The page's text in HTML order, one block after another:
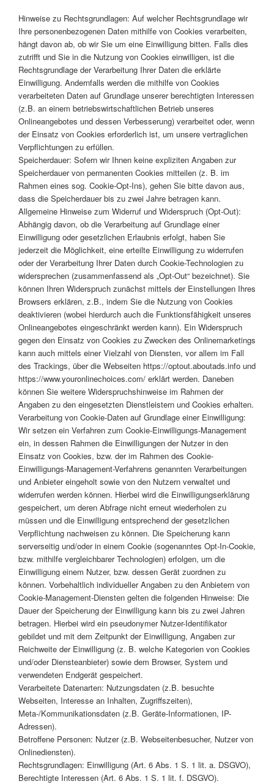
Hinweise zu Rechtsgrundlagen: Auf welcher Rechtsgrundlage wir
Ihre personenbezogenen Daten mithilfe von Cookies verarbeiten,
hängt davon ab, ob wir Sie um eine Einwilligung bitten. Falls dies
zutrifft und Sie in die Nutzung von Cookies einwilligen, ist die
Rechtsgrundlage der Verarbeitung Ihrer Daten die erklärte
Einwilligung. Andernfalls werden die mithilfe von Cookies
verarbeiteten Daten auf Grundlage unserer berechtigten Interessen
(z.B. an einem betriebswirtschaftlichen Betrieb unseres
Onlineangebotes und dessen Verbesserung) verarbeitet oder, wenn
der Einsatz von Cookies erforderlich ist, um unsere vertraglichen
Verpflichtungen zu erfüllen.
Speicherdauer: Sofern wir Ihnen keine expliziten Angaben zur
Speicherdauer von permanenten Cookies mitteilen (z. B. im
Rahmen eines sog. Cookie-Opt-Ins), gehen Sie bitte davon aus,
dass die Speicherdauer bis zu zwei Jahre betragen kann.
Allgemeine Hinweise zum Widerruf und Widerspruch (Opt-Out):
Abhängig davon, ob die Verarbeitung auf Grundlage einer
Einwilligung oder gesetzlichen Erlaubnis erfolgt, haben Sie
jederzeit die Möglichkeit, eine erteilte Einwilligung zu widerrufen
oder der Verarbeitung Ihrer Daten durch Cookie-Technologien zu
widersprechen (zusammenfassend als „Opt-Out“ bezeichnet). Sie
können Ihren Widerspruch zunächst mittels der Einstellungen Ihres
Browsers erklären, z.B., indem Sie die Nutzung von Cookies
deaktivieren (wobei hierdurch auch die Funktionsfähigkeit unseres
Onlineangebotes eingeschränkt werden kann). Ein Widerspruch
gegen den Einsatz von Cookies zu Zwecken des Onlinemarketings
kann auch mittels einer Vielzahl von Diensten, vor allem im Fall
des Trackings, über die Webseiten https://optout.aboutads.info und
https://www.youronlinechoices.com/ erklärt werden. Daneben
können Sie weitere Widerspruchshinweise im Rahmen der
Angaben zu den eingesetzten Dienstleistern und Cookies erhalten.
Verarbeitung von Cookie-Daten auf Grundlage einer Einwilligung:
Wir setzen ein Verfahren zum Cookie-Einwilligungs-Management
ein, in dessen Rahmen die Einwilligungen der Nutzer in den
Einsatz von Cookies, bzw. der im Rahmen des Cookie-
Einwilligungs-Management-Verfahrens genannten Verarbeitungen
und Anbieter eingeholt sowie von den Nutzern verwaltet und
widerrufen werden können. Hierbei wird die Einwilligungserklärung
gespeichert, um deren Abfrage nicht erneut wiederholen zu
müssen und die Einwilligung entsprechend der gesetzlichen
Verpflichtung nachweisen zu können. Die Speicherung kann
serverseitig und/oder in einem Cookie (sogenanntes Opt-In-Cookie,
bzw. mithilfe vergleichbarer Technologien) erfolgen, um die
Einwilligung einem Nutzer, bzw. dessen Gerät zuordnen zu
können. Vorbehaltlich individueller Angaben zu den Anbietern von
Cookie-Management-Diensten gelten die folgenden Hinweise: Die
Dauer der Speicherung der Einwilligung kann bis zu zwei Jahren
betragen. Hierbei wird ein pseudonymer Nutzer-Identifikator
gebildet und mit dem Zeitpunkt der Einwilligung, Angaben zur
Reichweite der Einwilligung (z. B. welche Kategorien von Cookies
und/oder Diensteanbieter) sowie dem Browser, System und
verwendeten Endgerät gespeichert.
Verarbeitete Datenarten: Nutzungsdaten (z.B. besuchte
Webseiten, Interesse an Inhalten, Zugriffszeiten),
Meta-/Kommunikationsdaten (z.B. Geräte-Informationen, IP-
Adressen).
Betroffene Personen: Nutzer (z.B. Webseitenbesucher, Nutzer von
Onlinediensten).
Rechtsgrundlagen: Einwilligung (Art. 6 Abs. 1 S. 1 lit. a. DSGVO),
Berechtigte Interessen (Art. 6 Abs. 1 S. 1 lit. f. DSGVO).